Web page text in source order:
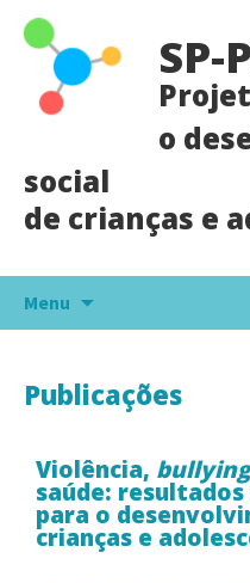
SP-
o
social
de crianças e
Menu
Publicações
Violência,
saúde:
para o
crianças e